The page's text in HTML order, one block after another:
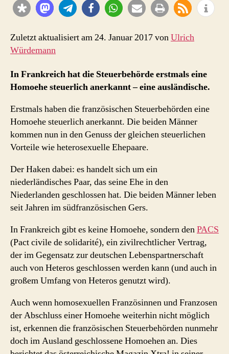
Zuletzt aktualisiert am 24. Januar 2017 vonUlrich
Würdemann
In Frankreich hat die Steuerbehörde erstmals eine
Homoehe steuerlich anerkannt – eine ausländische.
Erstmals haben die französischen Steuerbehörden eine
Homoehe steuerlich anerkannt. Die beiden Männer
kommen nun in den Genuss der gleichen steuerlichen
Vorteile wie heterosexuelle Ehepaare.
Der Haken dabei: es handelt sich um ein
niederländisches Paar, das seine Ehe in den
Niederlanden geschlossen hat. Die beiden Männer leben
seit Jahren im südfranzösischen Gers.
In Frankreich gibt es keine Homoehe, sondern denPACS
(Pact civile de solidarité), ein zivilrechtlicher Vertrag,
der im Gegensatz zur deutschen Lebenspartnerschaft
auch von Heteros geschlossen werden kann (und auch in
großem Umfang von Heteros genutzt wird).
Auch wenn homosexuellen Französinnen und Franzosen
der Abschluss einer Homoehe weiterhin nicht möglich
ist, erkennen die französischen Steuerbehörden nunmehr
doch im Ausland geschlossene Homoehen an. Dies